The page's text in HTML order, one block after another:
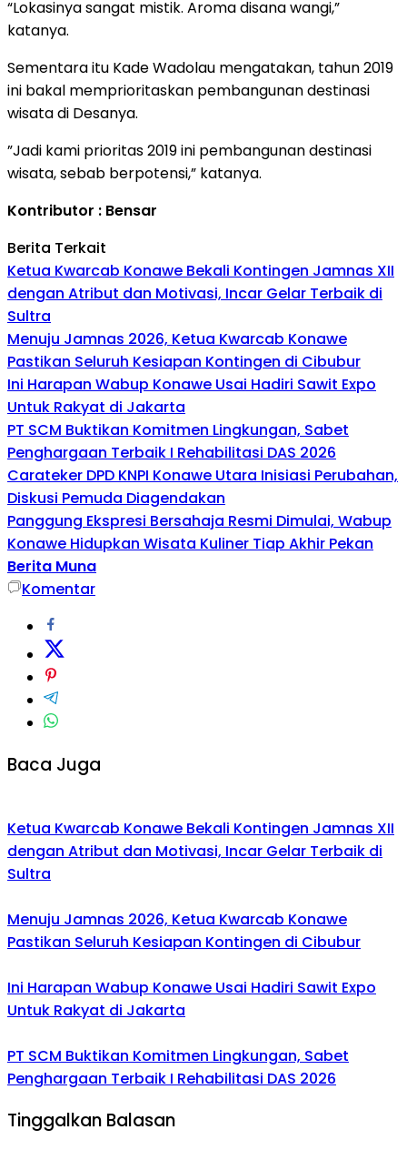
“Lokasinya sangat mistik. Aroma disana wangi,”
katanya.
Sementara itu Kade Wadolau mengatakan, tahun 2019
ini bakal memprioritaskan pembangunan destinasi
wisata di Desanya.
”Jadi kami prioritas 2019 ini pembangunan destinasi
wisata, sebab berpotensi,” katanya.
Kontributor : Bensar
Berita Terkait
Ketua Kwarcab Konawe Bekali Kontingen Jamnas XII
dengan Atribut dan Motivasi, Incar Gelar Terbaik di
Sultra
Menuju Jamnas 2026, Ketua Kwarcab Konawe
Pastikan Seluruh Kesiapan Kontingen di Cibubur
Ini Harapan Wabup Konawe Usai Hadiri Sawit Expo
Untuk Rakyat di Jakarta
PT SCM Buktikan Komitmen Lingkungan, Sabet
Penghargaan Terbaik I Rehabilitasi DAS 2026
Carateker DPD KNPI Konawe Utara Inisiasi Perubahan,
Diskusi Pemuda Diagendakan
Panggung Ekspresi Bersahaja Resmi Dimulai, Wabup
Konawe Hidupkan Wisata Kuliner Tiap Akhir Pekan
Berita Muna
Komentar
Baca Juga
Ketua Kwarcab Konawe Bekali Kontingen Jamnas XII
dengan Atribut dan Motivasi, Incar Gelar Terbaik di
Sultra
Menuju Jamnas 2026, Ketua Kwarcab Konawe
Pastikan Seluruh Kesiapan Kontingen di Cibubur
Ini Harapan Wabup Konawe Usai Hadiri Sawit Expo
Untuk Rakyat di Jakarta
PT SCM Buktikan Komitmen Lingkungan, Sabet
Penghargaan Terbaik I Rehabilitasi DAS 2026
Tinggalkan Balasan